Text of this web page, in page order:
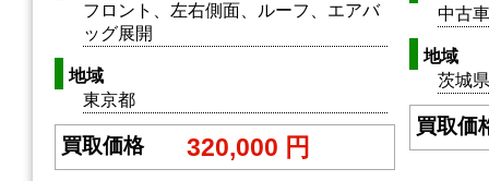
フロント、左右側面、ルーフ、エアバ
ッグ展開
地域
東京都
買取価格 320,000 円
中古
地域
茨城県
買取価